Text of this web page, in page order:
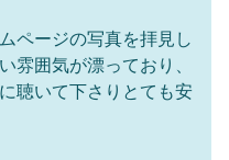
ページの写真を拝見し
雰囲気が漂っており、
聴いて下さりとても安